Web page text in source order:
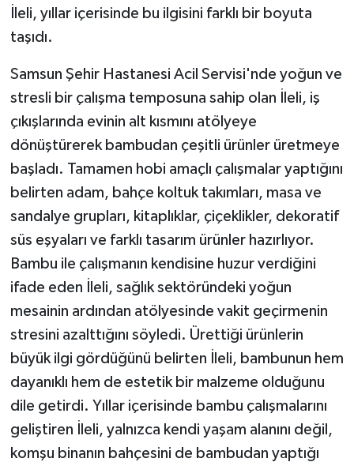
İleli, yıllar içerisinde bu ilgisini farklı bir boyuta
taşıdı.
Samsun Şehir Hastanesi Acil Servisi'nde yoğun ve
stresli bir çalışma temposuna sahip olan İleli, iş
çıkışlarında evinin alt kısmını atölyeye
dönüştürerek bambudan çeşitli ürünler üretmeye
başladı. Tamamen hobi amaçlı çalışmalar yaptığını
belirten adam, bahçe koltuk takımları, masa ve
sandalye grupları, kitaplıklar, çiçeklikler, dekoratif
süs eşyaları ve farklı tasarım ürünler hazırlıyor.
Bambu ile çalışmanın kendisine huzur verdiğini
ifade eden İleli, sağlık sektöründeki yoğun
mesainin ardından atölyesinde vakit geçirmenin
stresini azalttığını söyledi. Ürettiği ürünlerin
büyük ilgi gördüğünü belirten İleli, bambunun hem
dayanıklı hem de estetik bir malzeme olduğunu
dile getirdi. Yıllar içerisinde bambu çalışmalarını
geliştiren İleli, yalnızca kendi yaşam alanını değil,
komşu binanın bahçesini de bambudan yaptığı